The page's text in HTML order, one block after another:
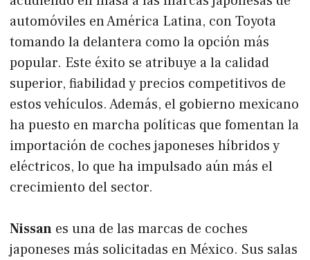
automóviles en América Latina, con Toyota
tomando la delantera como la opción más
popular. Este éxito se atribuye a la calidad
superior, fiabilidad y precios competitivos de
estos vehículos. Además, el gobierno mexicano
ha puesto en marcha políticas que fomentan la
importación de coches japoneses híbridos y
eléctricos, lo que ha impulsado aún más el
crecimiento del sector.
Nissan es una de las marcas de coches
japoneses más solicitadas en México. Sus salas